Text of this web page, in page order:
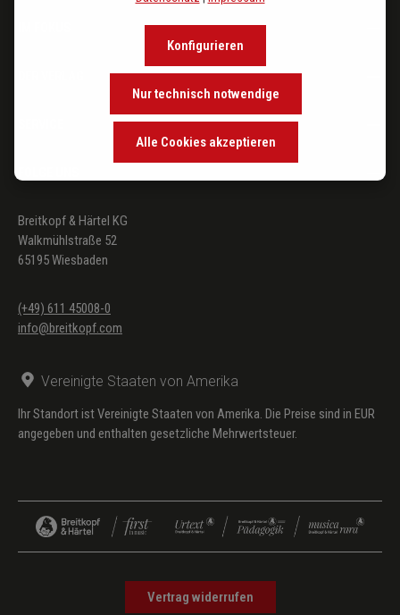
Breitkopf & Härtel KG
Walkmühlstraße 52
65195 Wiesbaden
(+49) 611 45008-0
info@breitkopf.com
Vereinigte Staaten von Amerika
Ihr Standort ist Vereinigte Staaten von Amerika. Die Preise sind in EUR
angegeben und enthalten gesetzliche Mehrwertsteuer.
Vertrag widerrufen
Nur technisch notwendige
Konfigurieren
Alle Cookies akzeptieren